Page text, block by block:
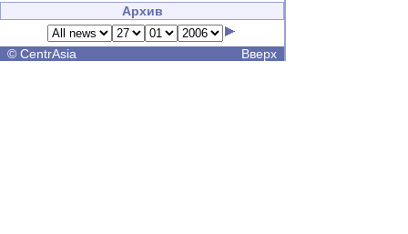
Архив
© CentrAsia Вверх